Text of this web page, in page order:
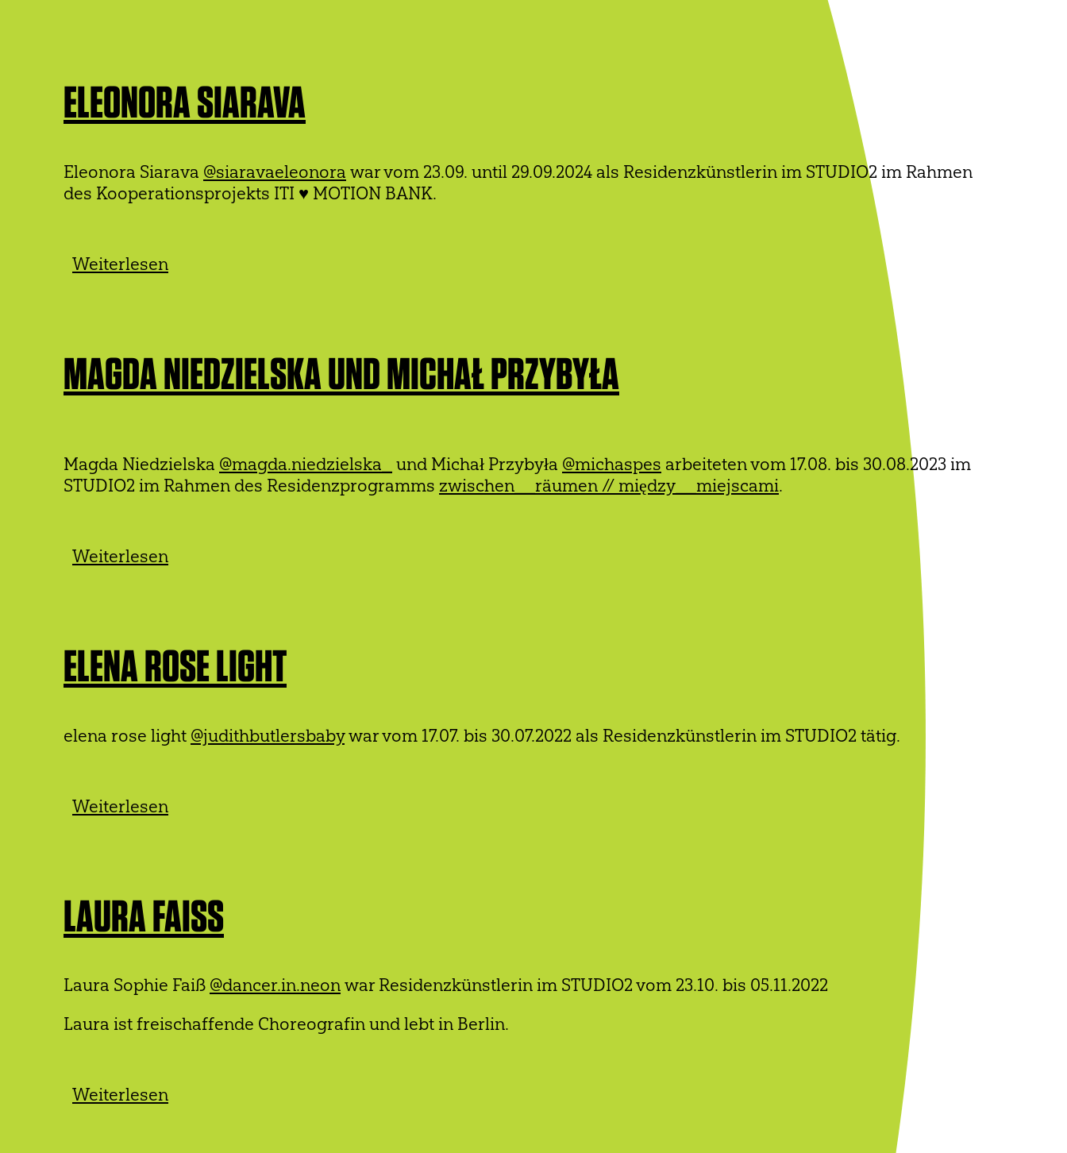
ELEONORA SIARAVA
Eleonora Siarava @siaravaeleonora war vom 23.09. until 29.09.2024 als Residenzkünstlerin im STUDIO2 im Rahmen
des Kooperationsprojekts ITI ♥ MOTION BANK.
Weiterlesen
MAGDA NIEDZIELSKA UND MICHAŁ PRZYBYŁA
Magda Niedzielska @magda.niedzielska_ und Michał Przybyła @michaspes arbeiteten vom 17.08. bis 30.08.2023 im
STUDIO2 im Rahmen des Residenzprogramms zwischen__räumen // między__miejscami.
Weiterlesen
Przybyła
ELENA ROSE LIGHT
elena rose light @judithbutlersbabywar vom 17.07. bis 30.07.2022 als Residenzkünstlerin im STUDIO2 tätig.
Weiterlesen
LAURA FAISS
Laura Sophie Faiß @dancer.in.neonwar Residenzkünstlerin im STUDIO2 vom 23.10. bis 05.11.2022
Laura ist freischaffende Choreografin und lebt in Berlin.
Weiterlesen